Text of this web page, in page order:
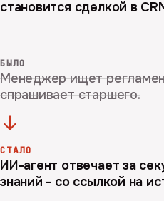
становится сделкой в
БЫЛО
Менеджер ищет
спрашивает старшего.
СТАЛО
ИИ-агент отвечает за
знаний - со ссылкой на